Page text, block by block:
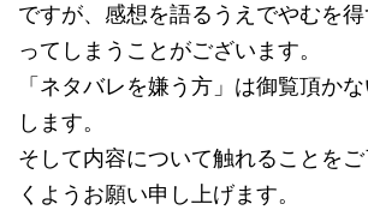
ですが、感想を語るうえでやむを
ってしまうことがございます。
「ネタバレを嫌う方」は御覧頂か
します。
そして内容について触れることを
くようお願い申し上げます。